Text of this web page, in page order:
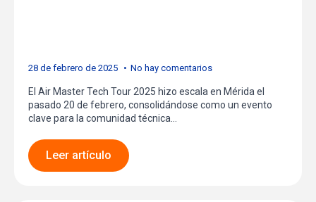
28 de febrero de 2025 No hay comentarios
El Air Master Tech Tour 2025 hizo escala en Mérida el
pasado 20 de febrero, consolidándose como un evento
clave para la comunidad técnica…
Leer artículo